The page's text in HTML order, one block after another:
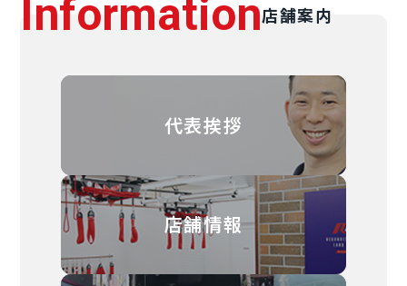
Information店舗案内
代表挨拶
店舗情報